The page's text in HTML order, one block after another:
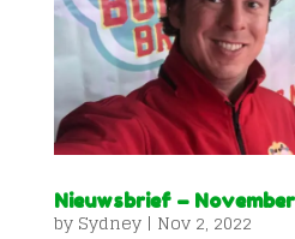
Nieuwsbrief –
by Sydney| Nov 2, 2022